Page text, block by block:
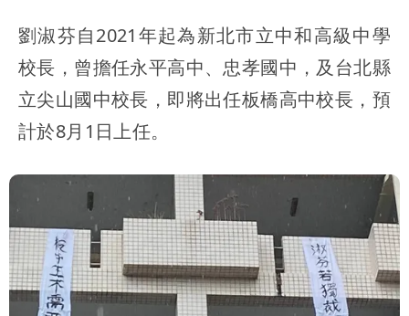
劉淑芬自2021年起為新北市立中和高級中學
校長，曾擔任永平高中、忠孝國中，及台北縣
立尖山國中校長，即將出任板橋高中校長，預
計於8月1日上任。